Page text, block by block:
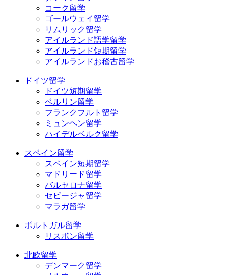
コーク留学
ゴールウェイ留学
リムリック留学
アイルランド語学留学
アイルランド短期留学
アイルランドお稽古留学
ドイツ留学
ドイツ短期留学
ベルリン留学
フランクフルト留学
ミュンヘン留学
ハイデルベルク留学
スペイン留学
スペイン短期留学
マドリード留学
バルセロナ留学
セビージャ留学
マラガ留学
ポルトガル留学
リスボン留学
北欧留学
デンマーク留学